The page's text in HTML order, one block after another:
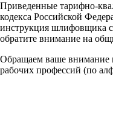
Приведенные тарифно-
кодекса Российской
инструкция шлифовщика
обратите внимание на
Обращаем ваше внимание
рабочих профессий (по